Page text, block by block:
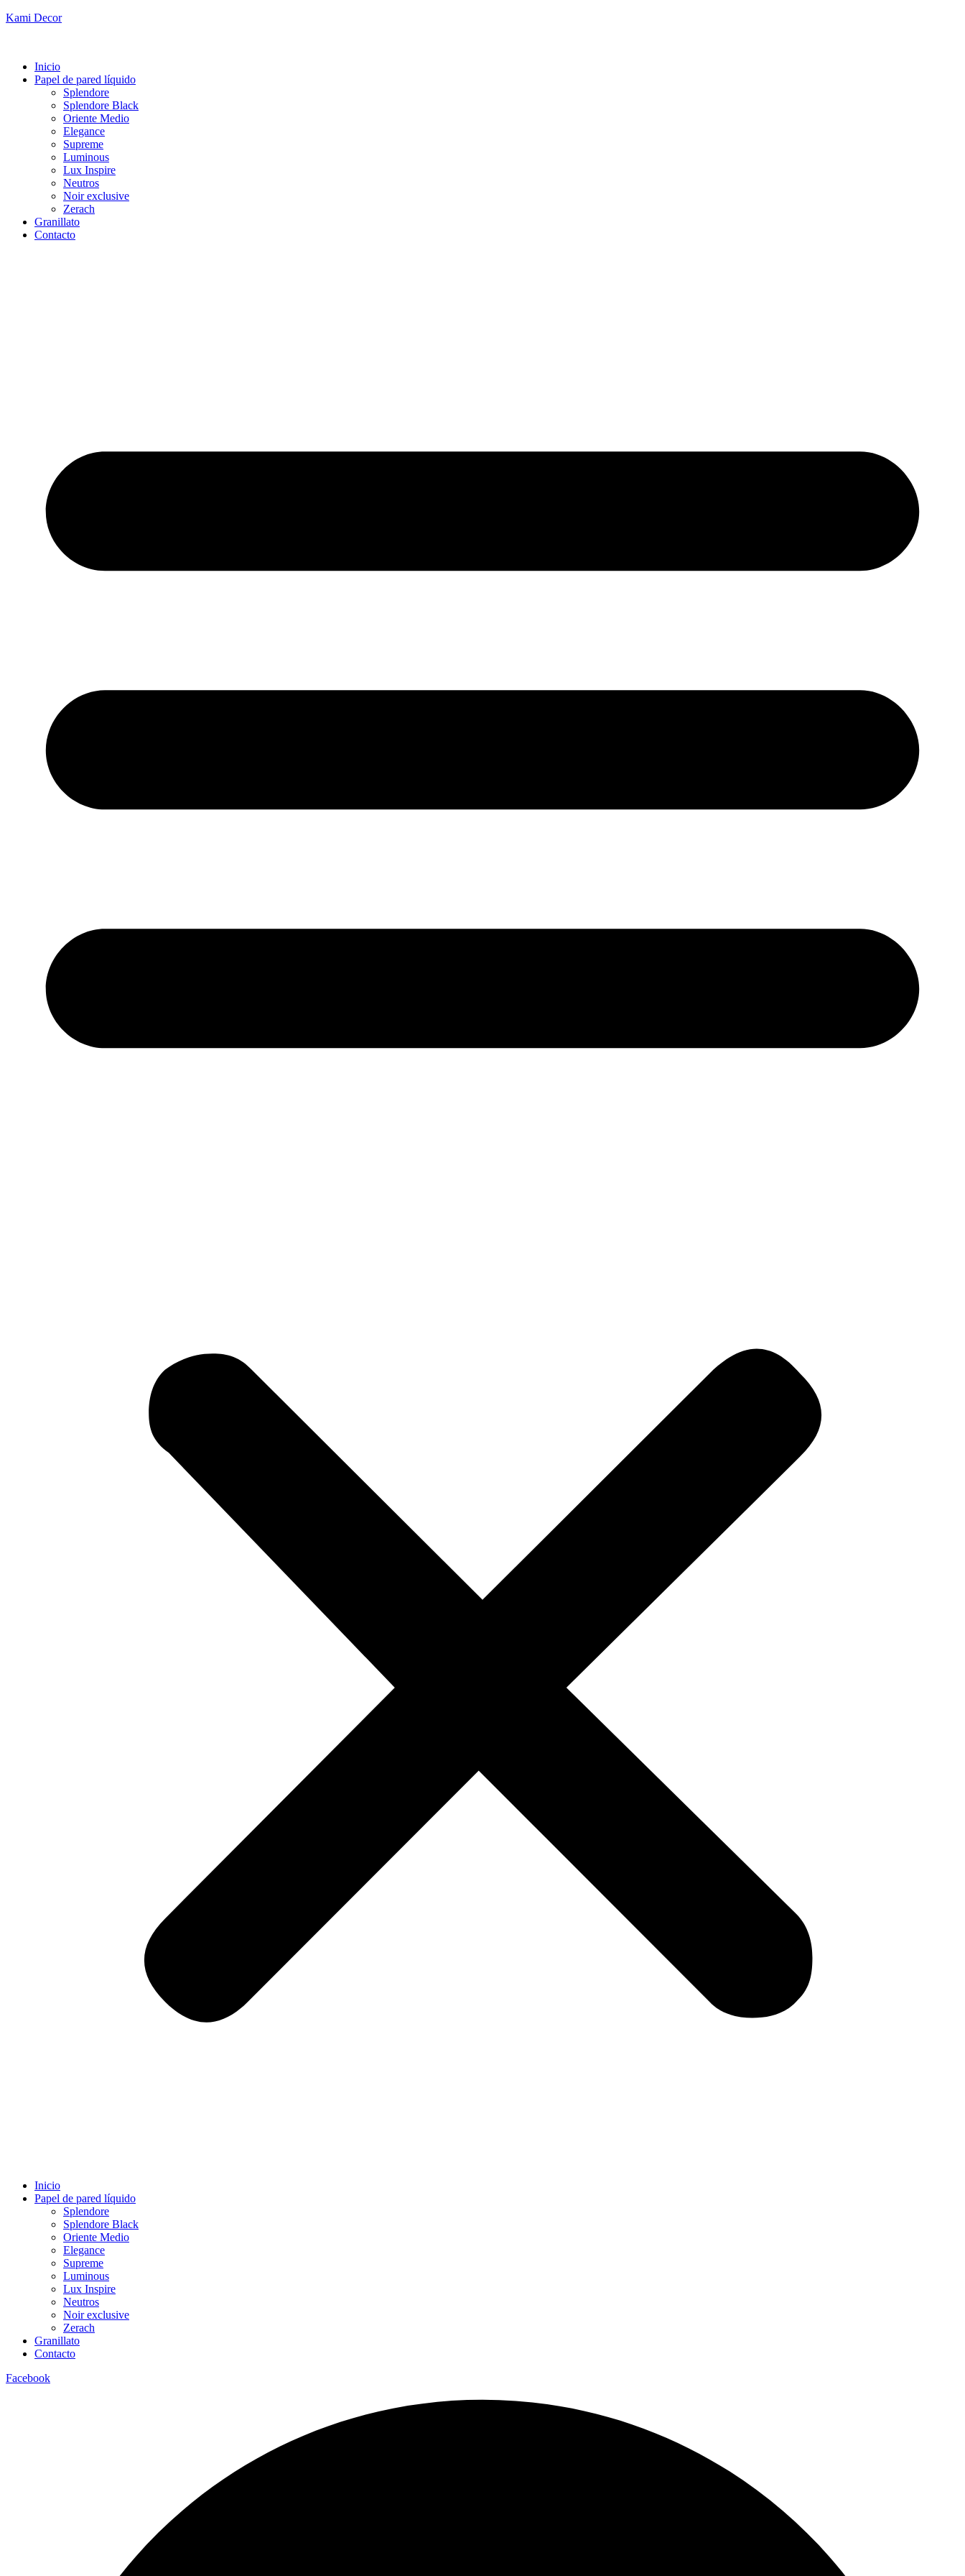
Kami Decor
Inicio
Papel de pared líquido
Splendore
Splendore Black
Oriente Medio
Elegance
Supreme
Luminous
Lux Inspire
Neutros
Noir exclusive
Zerach
Granillato
Contacto
Inicio
Papel de pared líquido
Splendore
Splendore Black
Oriente Medio
Elegance
Supreme
Luminous
Lux Inspire
Neutros
Noir exclusive
Zerach
Granillato
Contacto
Facebook